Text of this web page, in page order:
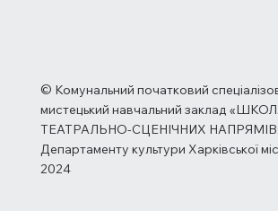
© Комунальний початковий
мистецький навчальний заклад
ТЕАТРАЛЬНО-СЦЕНІЧНИХ
Департаменту культури Харківської
2024